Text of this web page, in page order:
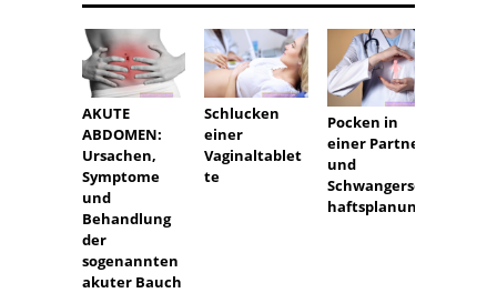
AKUTE
ABDOMEN:
Ursachen,
Symptome
und
Behandlung
der
sogenannten
akuter Bauch
Schlucken
einer
Vaginaltablet
te
Pocken in
einer Partner-
und
Schwangersc
haftsplanung